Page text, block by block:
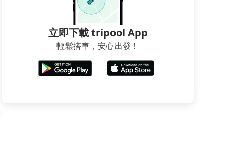
立即下載 tripool App
輕鬆搭車，安心出發！